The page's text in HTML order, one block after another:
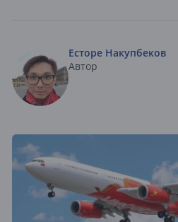
Есторе Накупбеков
Автор